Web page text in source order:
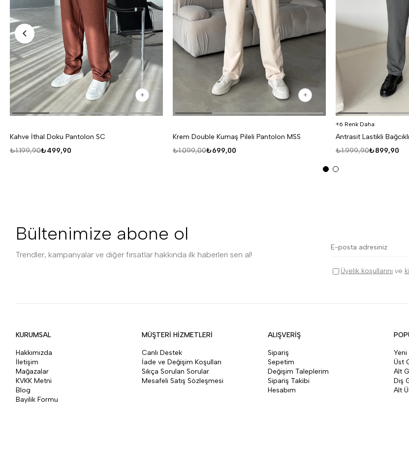
Kahve İthal Doku Pantolon SC
₺499,90
₺1.199,90
Krem Double Kumaş Pileli Pantolon MSS
₺699,00
₺1.099,00
6 Renk Daha
₺899,90
₺1.999,90
Bültenimize abone ol
Trendler, kampanyalar ve diğer fırsatlar hakkında ilk haberleri sen al!
Üyelik koşullarını ve
KURUMSAL
Hakkımızda
İletişim
Mağazalar
KVKK Metni
Blog
Bayilik Formu
MÜŞTERİ HİZMETLERİ
Canlı Destek
İade ve Değişim Koşulları
Sıkça Sorulan Sorular
Mesafeli Satış Sözleşmesi
ALIŞVERİŞ
Sipariş
Sepetim
Değişim Taleplerim
Sipariş Takibi
Hesabım
Üst
Alt
Dış
Alt